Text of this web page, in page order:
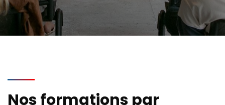
Nos formations par